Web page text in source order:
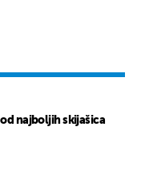
najboljih skijašica